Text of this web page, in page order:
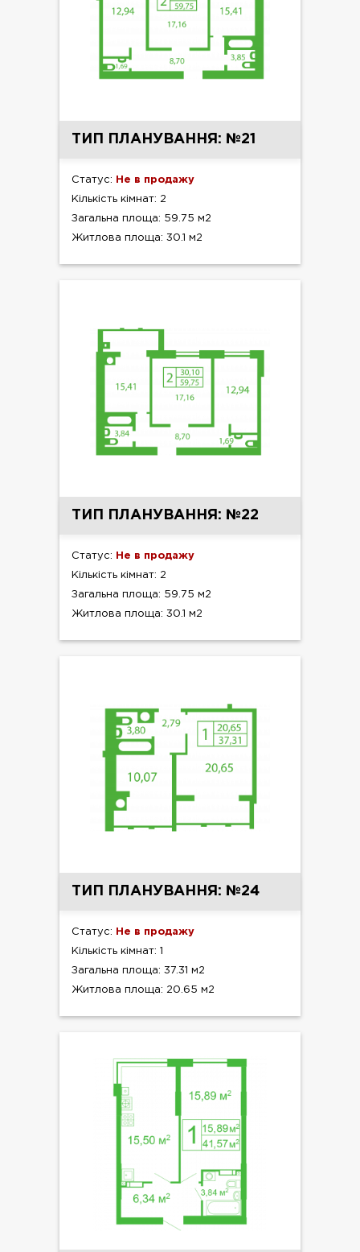
ТИП ПЛАНУВАННЯ: №21
Статус: Не в продажу
Кількість кімнат: 2
Загальна площа: 59.75 м2
Житлова площа: 30.1 м2
ТИП ПЛАНУВАННЯ: №22
Статус: Не в продажу
Кількість кімнат: 2
Загальна площа: 59.75 м2
Житлова площа: 30.1 м2
ТИП ПЛАНУВАННЯ: №24
Статус: Не в продажу
Кількість кімнат: 1
Загальна площа: 37.31 м2
Житлова площа: 20.65 м2